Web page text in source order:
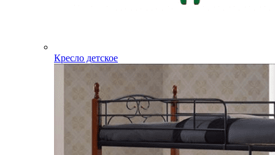
Кресло детское